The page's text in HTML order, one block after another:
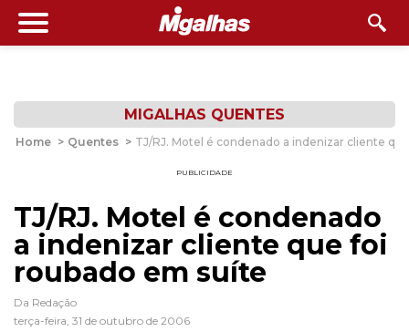
MIGALHAS QUENTES
Home > Quentes > TJ/RJ. Motel é condenado a indenizar cliente
PUBLICIDADE
TJ/RJ. Motel é condenado
a indenizar cliente que foi
roubado em suíte
Da Redação
terça-feira, 31 de outubro de 2006